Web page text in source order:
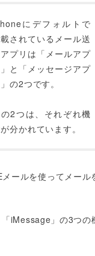
にデフォルトで
されているメール送
プリは「メールアプ
」と「メッセージアプ
の2つです。
2つは、それぞれ機
分かれています。
ールを使ってメール
iMessage」の3つの